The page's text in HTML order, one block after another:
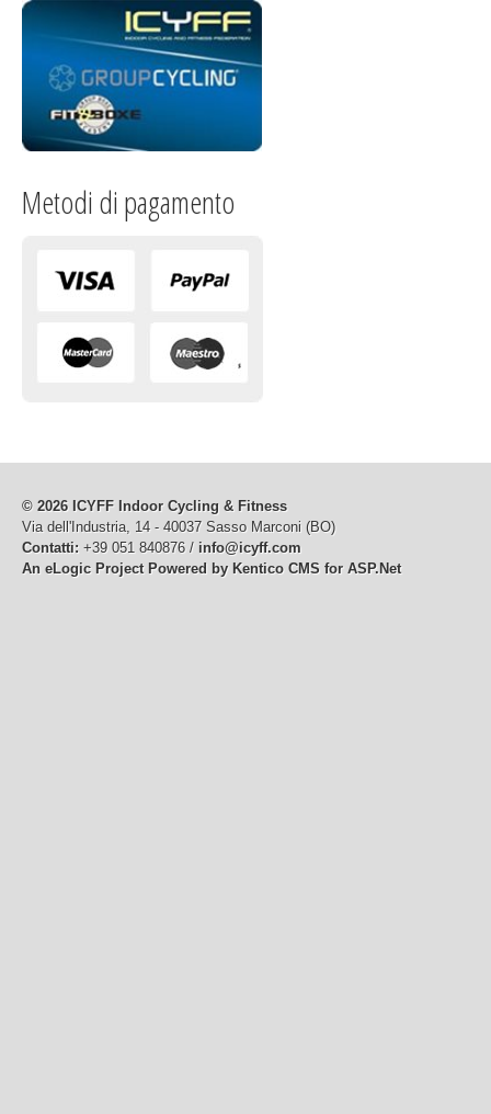
Metodi di pagamento
© 2026 ICYFF Indoor Cycling & Fitness
Via dell'Industria, 14 - 40037 Sasso Marconi (BO)
Contatti: +39 051 840876 / info@icyff.com
An eLogic Project Powered by Kentico CMS for ASP.Net